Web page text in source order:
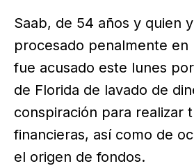
Saab, de 54 años y quien
procesado penalmente en
fue acusado este lunes
de Florida de lavado de
conspiración para realizar
financieras, así como de
el origen de fondos.